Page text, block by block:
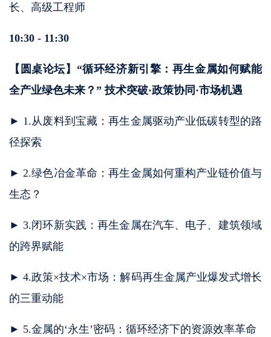
长、高级工程师
10:30 - 11:30
【圆桌论坛】“循环经济新引擎：再生金属如何赋能
全产业绿色未来？” 技术突破·政策协同·市场机遇
► 1.从废料到宝藏：再生金属驱动产业低碳转型的路
径探索
► 2.绿色冶金革命：再生金属如何重构产业链价值与
生态？
► 3.闭环新实践：再生金属在汽车、电子、建筑领域
的跨界赋能
► 4.政策×技术×市场：解码再生金属产业爆发式增长
的三重动能
► 5.金属的‘永生’密码：循环经济下的资源效率革命